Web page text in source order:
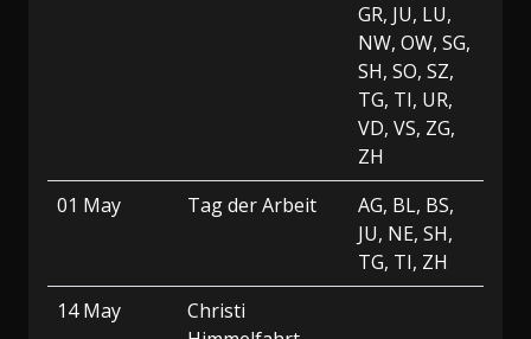
GR, JU, LU,
NW, OW, SG,
SH, SO, SZ,
TG, TI, UR,
VD, VS, ZG,
ZH
01 May
Tag der Arbeit
AG, BL, BS,
JU, NE, SH,
TG, TI, ZH
14 May
Christi